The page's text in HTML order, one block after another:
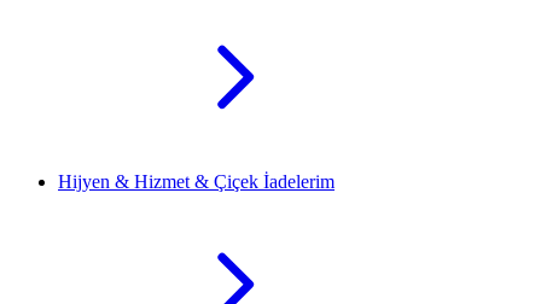
Hijyen & Hizmet & Çiçek İadelerim